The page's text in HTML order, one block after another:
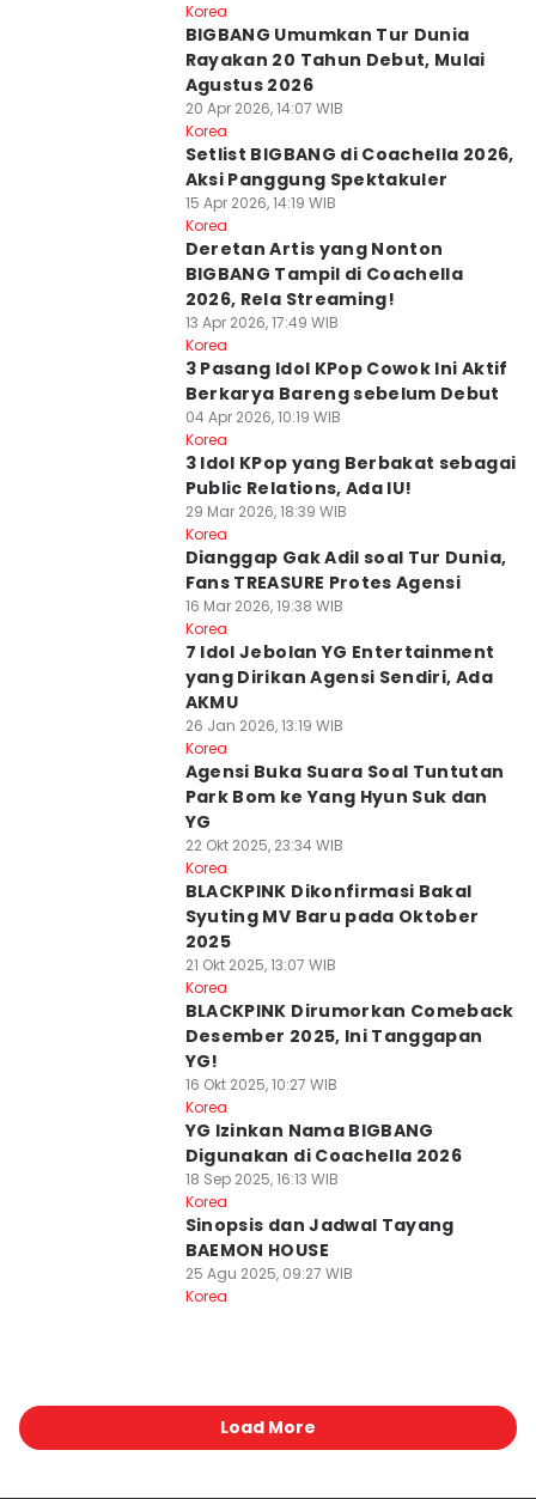
Korea
BIGBANG Umumkan Tur Dunia
Rayakan 20 Tahun Debut, Mulai
Agustus 2026
20 Apr 2026, 14:07 WIB
Korea
Setlist BIGBANG di Coachella 2026,
Aksi Panggung Spektakuler
15 Apr 2026, 14:19 WIB
Korea
Deretan Artis yang Nonton
BIGBANG Tampil di Coachella
2026, Rela Streaming!
13 Apr 2026, 17:49 WIB
Korea
3 Pasang Idol KPop Cowok Ini Aktif
Berkarya Bareng sebelum Debut
04 Apr 2026, 10:19 WIB
Korea
3 Idol KPop yang Berbakat sebagai
Public Relations, Ada IU!
29 Mar 2026, 18:39 WIB
Korea
Dianggap Gak Adil soal Tur Dunia,
Fans TREASURE Protes Agensi
16 Mar 2026, 19:38 WIB
Korea
7 Idol Jebolan YG Entertainment
yang Dirikan Agensi Sendiri, Ada
AKMU
26 Jan 2026, 13:19 WIB
Korea
Agensi Buka Suara Soal Tuntutan
Park Bom ke Yang Hyun Suk dan
YG
22 Okt 2025, 23:34 WIB
Korea
BLACKPINK Dikonfirmasi Bakal
Syuting MV Baru pada Oktober
2025
21 Okt 2025, 13:07 WIB
Korea
BLACKPINK Dirumorkan Comeback
Desember 2025, Ini Tanggapan
YG!
16 Okt 2025, 10:27 WIB
Korea
YG Izinkan Nama BIGBANG
Digunakan di Coachella 2026
18 Sep 2025, 16:13 WIB
Korea
Sinopsis dan Jadwal Tayang
BAEMON HOUSE
25 Agu 2025, 09:27 WIB
Korea
Load More